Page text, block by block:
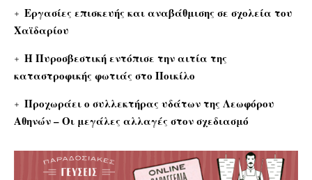
Εργασίες επισκευής και αναβάθμισης σε σχολεία του
Χαϊδαρίου
Η Πυροσβεστική εντόπισε την αιτία της
καταστροφικής φωτιάς στο Ποικίλο
Προχωράει ο συλλεκτήρας υδάτων της Λεωφόρου
Αθηνών – Οι μεγάλες αλλαγές στον σχεδιασμό